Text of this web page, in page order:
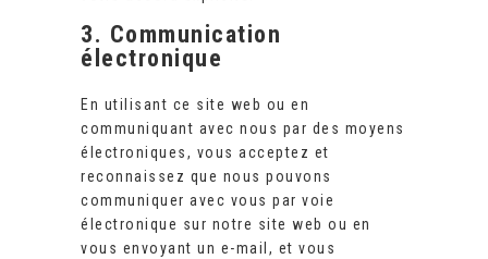
3. Communication
électronique
En utilisant ce site web ou en
communiquant avec nous par des moyens
électroniques, vous acceptez et
reconnaissez que nous pouvons
communiquer avec vous par voie
électronique sur notre site web ou en
vous envoyant un e-mail, et vous